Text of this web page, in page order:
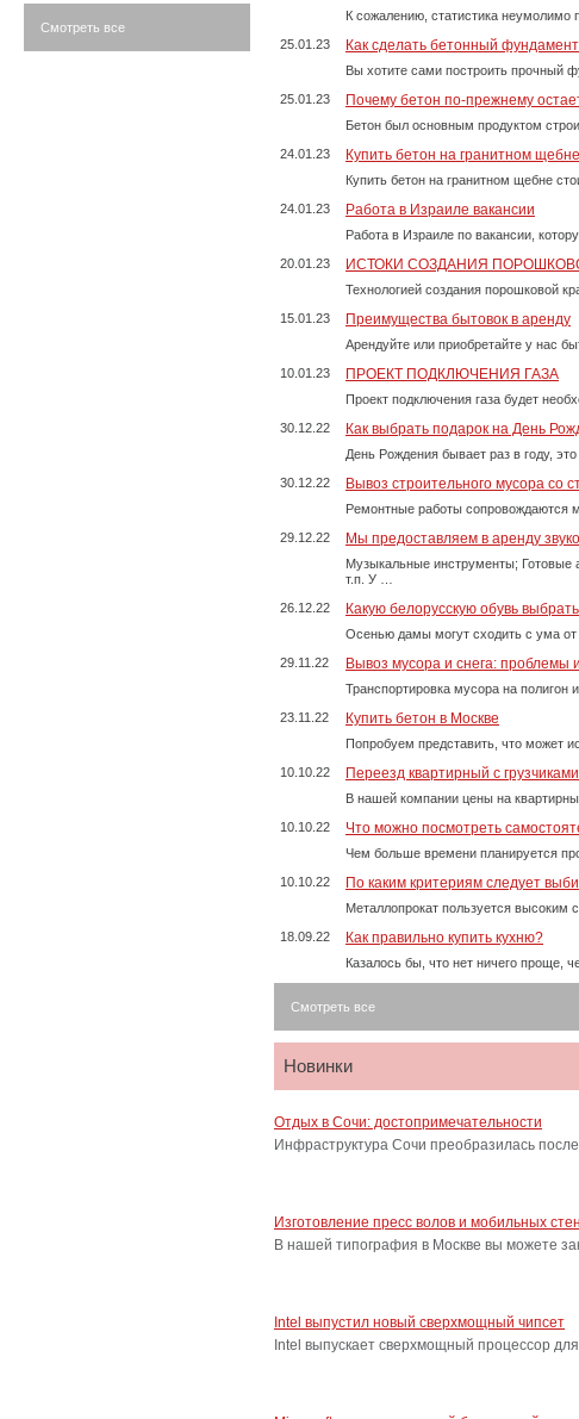
К сожалению, статистика неумолимо
25.01.23
Как сделать бетонный
Вы хотите сами построить прочный
25.01.23
Почему бетон по-прежнему
Бетон был основным продуктом
24.01.23
Купить бетон на гранитном щебне
Купить бетон на гранитном щебне
24.01.23
Работа в Израиле вакансии
Работа в Израиле по вакансии,
20.01.23
ИСТОКИ СОЗДАНИЯ
Технологией создания порошковой
15.01.23
Преимущества бытовок в аренду
Арендуйте или приобретайте у нас
10.01.23
ПРОЕКТ ПОДКЛЮЧЕНИЯ ГАЗА
Проект подключения газа будет
30.12.22
Как выбрать подарок на День
День Рождения бывает раз в году,
30.12.22
Вывоз строительного мусора со
Ремонтные работы сопровождаются
29.12.22
Мы предоставляем в аренду
Музыкальные инструменты; Готовые
т.п. У …
26.12.22
Какую белорусскую обувь
Осенью дамы могут сходить с ума от
29.11.22
Вывоз мусора и снега: проблемы
Транспортировка мусора на
23.11.22
Купить бетон в Москве
Попробуем представить, что может
10.10.22
Переезд квартирный с
В нашей компании цены на
10.10.22
Что можно посмотреть
Чем больше времени планируется
10.10.22
По каким критериям следует
Металлопрокат пользуется высоким
18.09.22
Как правильно купить кухню?
Казалось бы, что нет ничего проще,
Смотреть все
Новинки
Отдых в Сочи: достопримечательности
Инфраструктура Сочи преобразилась
Изготовление пресс волов и мобильных
В нашей типография в Москве вы можете
Intel выпустил новый сверхмощный чипсет
Intel выпускает сверхмощный процессор
Смотреть все